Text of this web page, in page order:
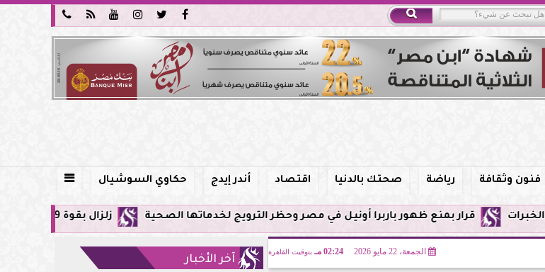






فنون وثقافة رياضة صحتك بالدنيا اقتصاد أندر إيدج حكاوي السوشيال 
زلزال بقوة 5.9 ريختر يشعر به سكان القاهرة وعدة محافظات.. مركزه شرق البحر المتوسط قرار بمنع ظهور باربرا أونيل في مصر وحظر الترويج لخدماتها الصحية
الجمعة، 22 مايو 2026 02:24 مـ بتوقيت القاهرة
آخر الأخبار